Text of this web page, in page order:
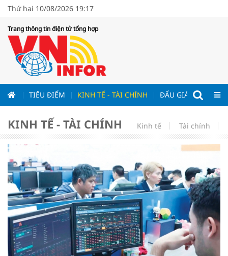
Thứ hai 10/08/2026 19:17
Trang thông tin điện tử tổng hợp
TIÊU ĐIỂM KINH TẾ - TÀI CHÍNH ĐẤU GIÁ - ĐẤU
KINH TẾ - TÀI CHÍNH Kinh tế Tài chính